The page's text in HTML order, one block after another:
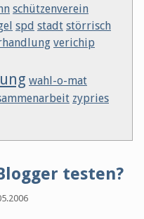
schützenverein
spd stadt störrisch
verichip
wahl-o-mat
zypries
testen?